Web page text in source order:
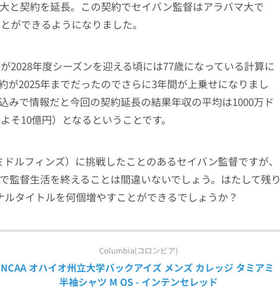
と契約を延長。この契約でセイバン監督はアラバマ大で
ができるようになりました。
2028年度シーズンを迎える頃には77歳になっている計算に
が2025年までだったのでさらに3年間が上乗せになりまし
みで情報だと今回の契約延長の結果年収の平均は1000万ド
そ10億円）となるということです。
ドルフィンズ）に挑戦したことのあるセイバン監督ですが、
監督生活を終えることは間違いないでしょう。はたして残り
タイトルを何個増やすことができるでしょうか？
Columbia(コロンビア)
NCAA オハイオ州立大学バックアイズ メンズ カレッジ タミアミ
半袖シャツ M OS - インテンセレッド